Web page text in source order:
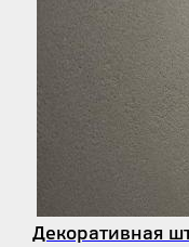
Декоративная